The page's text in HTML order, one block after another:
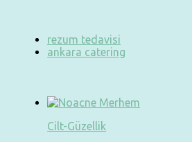
rezum tedavisi
ankara catering
Cilt-Güzellik